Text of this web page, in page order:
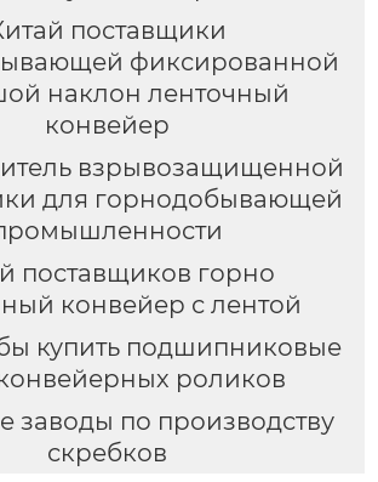
поставщики
фиксированной
наклон ленточный
конвейер
взрывозащищенной
для горнодобывающей
поставщиков горно
конвейер с лентой
купить подшипниковые
роликов
заводы по производству
скребков